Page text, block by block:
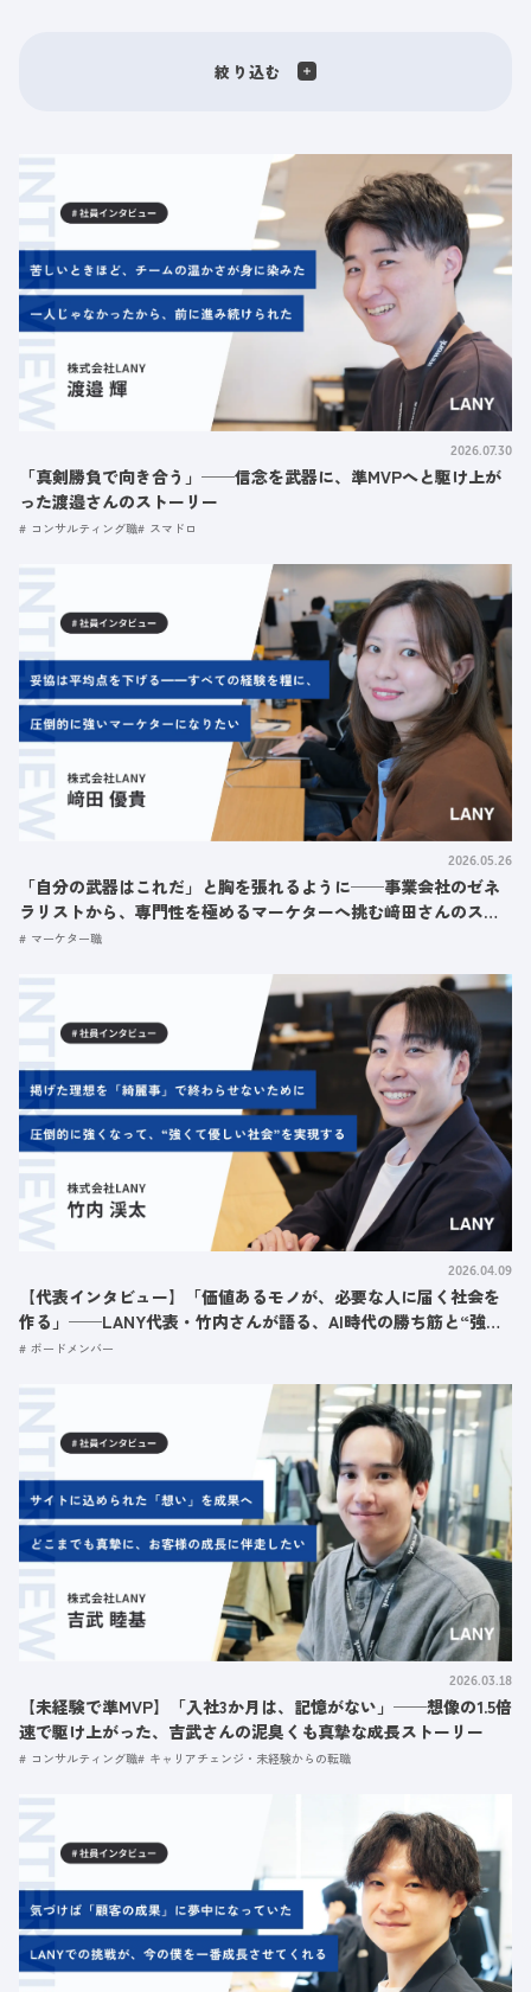
絞り込む
2026.07.30
「真剣勝負で向き合う」──信念を武器に、準MVPへと駆け上が
った渡邉さんのストーリー
コンサルティング職 スマドロ
2026.05.26
「自分の武器はこれだ」と胸を張れるように──事業会社のゼネ
ラリストから、専門性を極めるマーケターへ挑む﨑田さんのスト
ーリー
マーケター職
2026.04.09
【代表インタビュー】「価値あるモノが、必要な人に届く社会を
作る」──LANY代表・竹内さんが語る、AI時代の勝ち筋と“強く
て優しい”組織
ボードメンバー
2026.03.18
【未経験で準MVP】「入社3か月は、記憶がない」──想像の1.5倍
速で駆け上がった、吉武さんの泥臭くも真摯な成長ストーリー
コンサルティング職 キャリアチェンジ・未経験からの転職